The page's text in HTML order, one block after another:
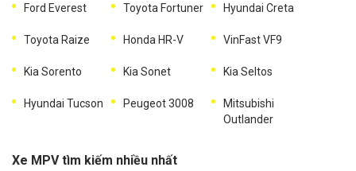
Ford Everest Toyota Fortuner Hyundai Creta
Toyota Raize Honda HR-V VinFast VF9
Kia Sorento Kia Sonet Kia Seltos
Hyundai Tucson Peugeot 3008
Mitsubishi
Outlander
Xe MPV tìm kiếm nhiều nhất